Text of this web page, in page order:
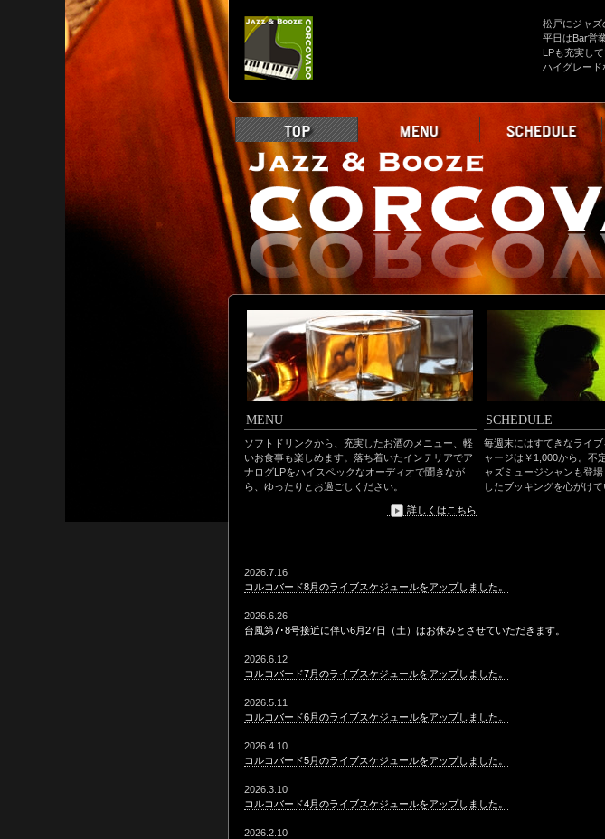
松戸にジャズ
平日はBar営
LPも充実して
ハイグレード
MENU
ソフトドリンクから、充実したお酒のメニュー、軽
いお食事も楽しめます。落ち着いたインテリアでア
ナログLPをハイスペックなオーディオで聞きなが
ら、ゆったりとお過ごしください。
詳しくはこちら
SCHEDULE
毎週末にはすてきなライ
ャージは￥1,000から。不
ャズミュージシャンも登
したブッキングを心がけて
2026.7.16
コルコバード8月のライブスケジュールをアップしました。
2026.6.26
台風第7･8号接近に伴い6月27日（土）はお休みとさせていただきます。
2026.6.12
コルコバード7月のライブスケジュールをアップしました。
2026.5.11
コルコバード6月のライブスケジュールをアップしました。
2026.4.10
コルコバード5月のライブスケジュールをアップしました。
2026.3.10
コルコバード4月のライブスケジュールをアップしました。
2026.2.10